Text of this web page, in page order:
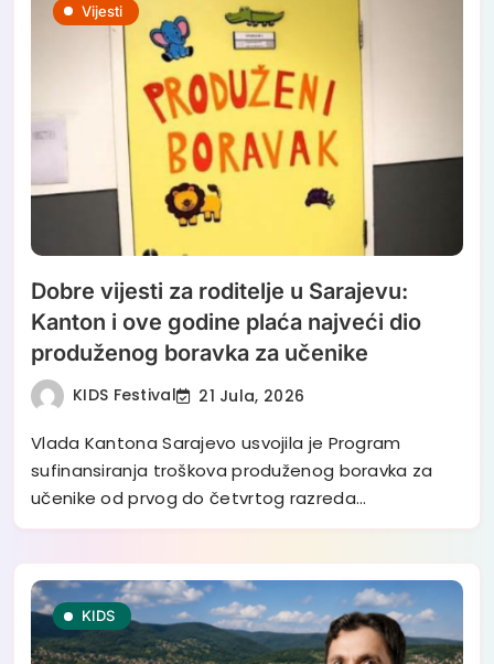
Vijesti
Dobre vijesti za roditelje u Sarajevu:
Kanton i ove godine plaća najveći dio
produženog boravka za učenike
KIDS Festival 21 Jula, 2026
Vlada Kantona Sarajevo usvojila je Program
sufinansiranja troškova produženog boravka za
učenike od prvog do četvrtog razreda…
KIDS